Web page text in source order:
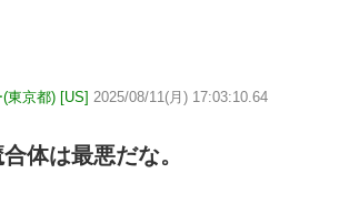
東京都) [US] 2025/08/11(月) 17:03:10.64
体は最悪だな。